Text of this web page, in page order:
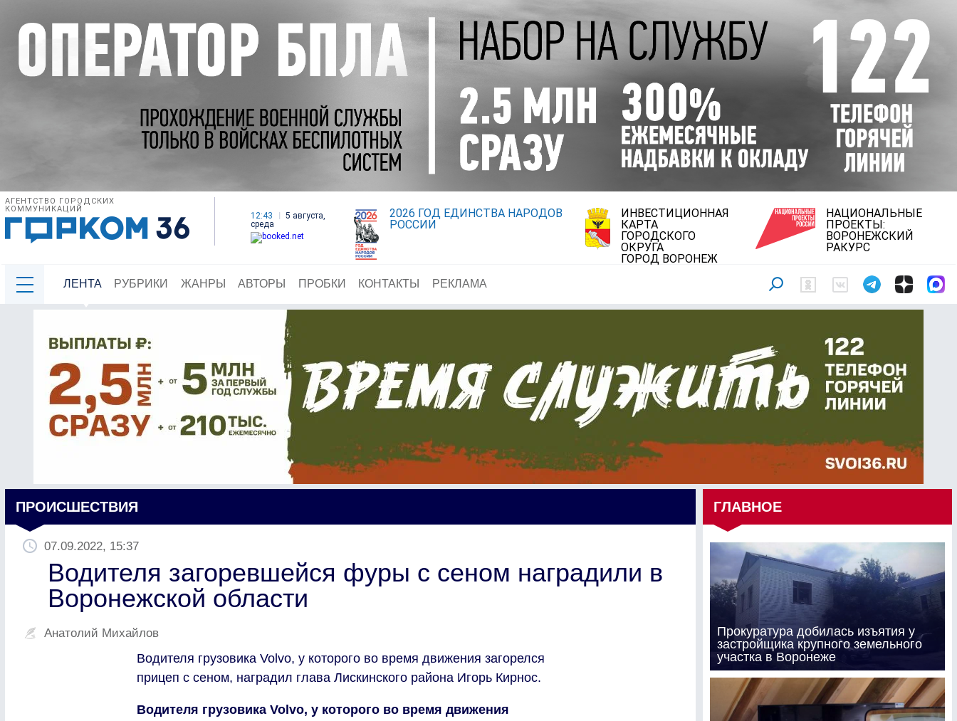
АГЕНТСТВО ГОРОДСКИХ
КОММУНИКАЦИЙ
12:43
5 августа,
среда
2026 ГОД ЕДИНСТВА НАРОДОВ
РОССИИ
ИНВЕСТИЦИОННАЯ
КАРТА
ГОРОДСКОГО
ОКРУГА
ГОРОД ВОРОНЕЖ
НАЦИОНАЛЬНЫЕ
ПРОЕКТЫ:
ВОРОНЕЖСКИЙ
РАКУРС
ЛЕНТА РУБРИКИ ЖАНРЫ АВТОРЫ ПРОБКИ КОНТАКТЫ РЕКЛАМА
ПРОИСШЕСТВИЯ
07.09.2022, 15:37
Водителя загоревшейся фуры с сеном наградили в
Воронежской области
Анатолий Михайлов
Водителя грузовика Volvo, у которого во время движения загорелся
прицеп с сеном, наградил глава Лискинского района Игорь Кирнос.
Водителя грузовика Volvo, у которого во время движения
ГЛАВНОЕ
Прокуратура добилась изъятия у
застройщика крупного земельного
участка в Воронеже